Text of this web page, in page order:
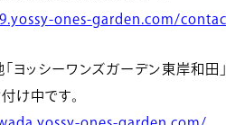
ones-garden.com/
ヨッシーワンズガーデン東岸和
け中です。